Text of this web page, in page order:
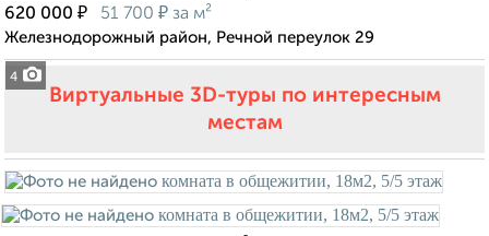
4
620 000 ₽ 51 700 ₽ за м²
Железнодорожный район, Речной переулок 29
Виртуальные 3D-туры по интересным
местам